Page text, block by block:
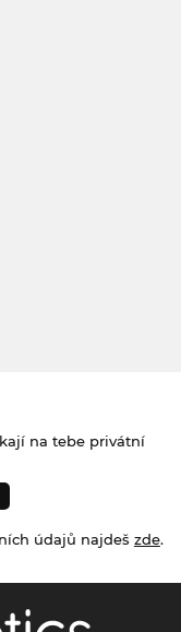
na tebe privátní
údajů najdeš zde.